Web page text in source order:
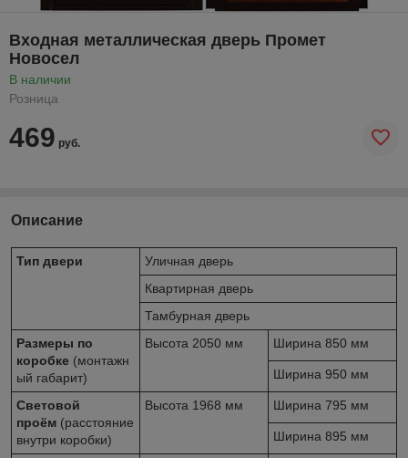
Входная металлическая дверь Промет
Новосел
В наличии
Розница
469 руб.
Описание
Тип двери
Уличная дверь
Квартирная дверь
Тамбурная дверь
Размеры по
коробке (монтажн
ый габарит)
Высота 2050 мм Ширина 850 мм
Ширина 950 мм
Световой
проём (расстояние
внутри коробки)
Высота 1968 мм Ширина 795 мм
Ширина 895 мм